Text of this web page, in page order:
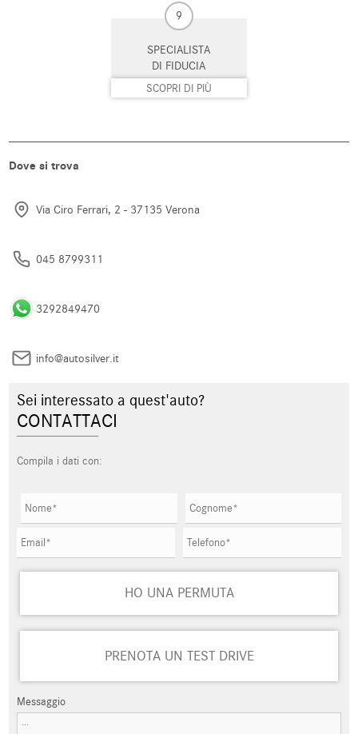
Spoiler
Tetto panorama
Volante multifunzione
9
SPECIALISTA
DI FIDUCIA
SCOPRI DI PIÙ
Dove si trova
Via Ciro Ferrari, 2 - 37135 Verona
045 8799311
3292849470
info@autosilver.it
Sei interessato a quest'auto?
CONTATTACI
Compila i dati con:
HO UNA PERMUTA
PRENOTA UN TEST DRIVE
Messaggio